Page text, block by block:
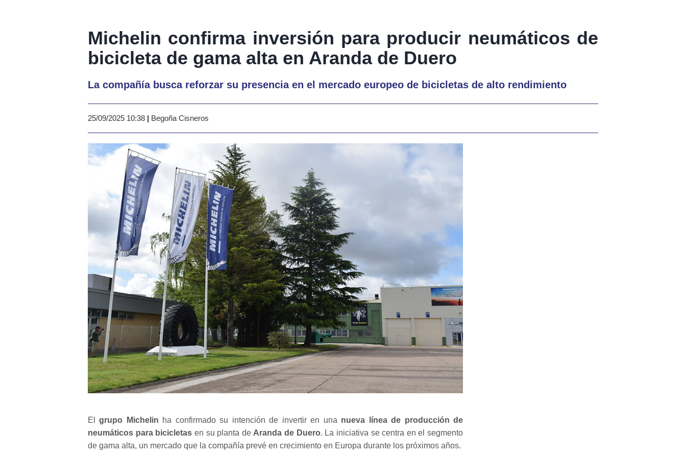
Michelin confirma inversión para producir neumáticos de
bicicleta de gama alta en Aranda de Duero
La compañía busca reforzar su presencia en el mercado europeo de bicicletas de alto rendimiento
25/09/2025 10:38 | Begoña Cisneros
El grupo Michelin ha confirmado su intención de invertir en una nueva línea de producción de
neumáticos para bicicletas en su planta de Aranda de Duero. La iniciativa se centra en el segmento
de gama alta, un mercado que la compañía prevé en crecimiento en Europa durante los próximos años.